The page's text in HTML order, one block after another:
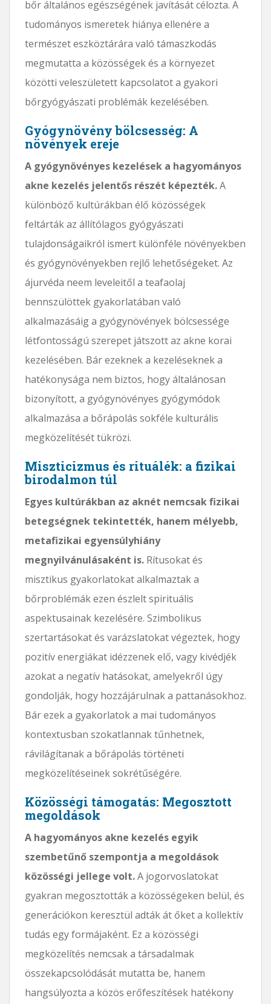
bőr általános egészségének javítását célozta. A
tudományos ismeretek hiánya ellenére a
természet eszköztárára való támaszkodás
megmutatta a közösségek és a környezet
közötti veleszületett kapcsolatot a gyakori
bőrgyógyászati ​​problémák kezelésében.
Gyógynövény bölcsesség: A
növények ereje
A gyógynövényes kezelések a hagyományos
akne kezelés jelentős részét képezték.A
különböző kultúrákban élő közösségek
feltárták az állítólagos gyógyászati ​​
tulajdonságaikról ismert különféle növényekben
és gyógynövényekben rejlő lehetőségeket. Az
ájurvéda neem leveleitől a teafaolaj
bennszülöttek gyakorlatában való
alkalmazásáig a gyógynövények bölcsessége
létfontosságú szerepet játszott az akne korai
kezelésében. Bár ezeknek a kezeléseknek a
hatékonysága nem biztos, hogy általánosan
bizonyított, a gyógynövényes gyógymódok
alkalmazása a bőrápolás sokféle kulturális
megközelítését tükrözi.
Miszticizmus és rituálék: a fizikai
birodalmon túl
Egyes kultúrákban az aknét nemcsak fizikai
betegségnek tekintették, hanem mélyebb,
metafizikai egyensúlyhiány
megnyilvánulásaként is. Rítusokat és
misztikus gyakorlatokat alkalmaztak a
bőrproblémák ezen észlelt spirituális
aspektusainak kezelésére. Szimbolikus
szertartásokat és varázslatokat végeztek, hogy
pozitív energiákat idézzenek elő, vagy kivédjék
azokat a negatív hatásokat, amelyekről úgy
gondolják, hogy hozzájárulnak a pattanásokhoz.
Bár ezek a gyakorlatok a mai tudományos
kontextusban szokatlannak tűnhetnek,
rávilágítanak a bőrápolás történeti
megközelítéseinek sokrétűségére.
Közösségi támogatás: Megosztott
megoldások
A hagyományos akne kezelés egyik
szembetűnő szempontja a megoldások
közösségi jellege volt.A jogorvoslatokat
gyakran megosztották a közösségeken belül, és
generációkon keresztül adták át őket a kollektív
tudás egy formájaként. Ez a közösségi
megközelítés nemcsak a társadalmak
összekapcsolódását mutatta be, hanem
hangsúlyozta a közös erőfeszítések hatékony